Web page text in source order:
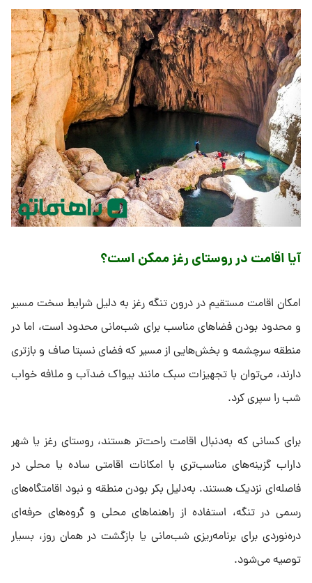
ارتفاع ۲۵ متر در دل حوضچه‌ای به عمق ۲۰ متر، نه‌تنها مکان مناسبی
برای شنا و فرود فنی است بلکه زیبایی آن با پرواز پرندگان بومی در
اطراف، صدچندان می‌شود.
چشمه بیدک، که سرچشمه زلال و خنک این تنگه است، از میان
صخره‌ها می‌جوشد و اولین ایستگاه طراوت و آرامش طبیعت‌گردان در
این مسیر است. تمام این جلوه‌ها، همراه با دیواره‌های صخره‌ای عظیم
و سر به‌فلک‌کشیده که تنها نواری باریک از آسمان را نمایان می‌کنند،
تجربه‌ای منحصربه‌فرد از طبیعت را رقم می‌زنند.
آیا اقامت در روستای رغز ممکن است؟
امکان اقامت مستقیم در درون تنگه رغز به دلیل شرایط سخت مسیر
و محدود بودن فضاهای مناسب برای شب‌مانی محدود است، اما در
منطقه سرچشمه و بخش‌هایی از مسیر که فضای نسبتا صاف و بازتری